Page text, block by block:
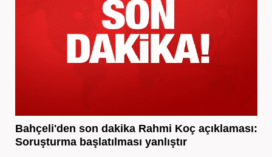
Bahçeli'den son dakika Rahmi Koç açıklaması:
Soruşturma başlatılması yanlıştır